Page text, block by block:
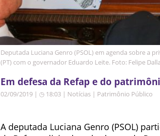
Deputada Luciana Genro (PSOL) em agenda sobre a
(PT) com o governador Eduardo Leite. Foto: Felipe
Em defesa da Refap e do
02/09/2019 | ◷ 18:03 | Notícias | Patrimônio Público
A deputada Luciana Genro (PSOL)